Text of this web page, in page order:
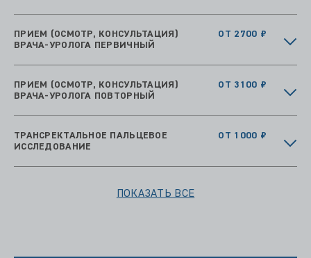
ПРИЕМ (ОСМОТР, КОНСУЛЬТАЦИЯ)
ВРАЧА-УРОЛОГА ПЕРВИЧНЫЙ
ОТ 2700 ₽
ПРИЕМ (ОСМОТР, КОНСУЛЬТАЦИЯ)
ВРАЧА-УРОЛОГА ПОВТОРНЫЙ
ОТ 3100 ₽
ТРАНСРЕКТАЛЬНОЕ ПАЛЬЦЕВОЕ
ИССЛЕДОВАНИЕ
ОТ 1000 ₽
ПОКАЗАТЬ ВСЕ